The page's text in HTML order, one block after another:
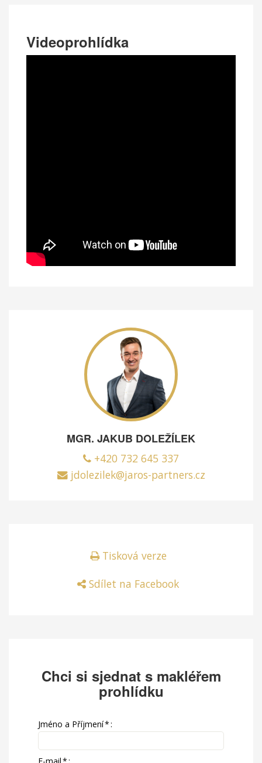
Videoprohlídka
MGR. JAKUB DOLEŽÍLEK
+420 732 645 337
jdolezilek@jaros-partners.cz
Tisková verze
Sdílet na Facebook
Chci si sjednat s makléřem
prohlídku
Jméno a Příjmení*: